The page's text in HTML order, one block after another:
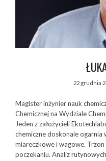
22 grudnia
Magister inżynier nauk
Chemicznej na Wydziale
Jeden z założycieli
chemiczne doskonale
miareczkowe i wagowe.
poczekaniu. Analiz